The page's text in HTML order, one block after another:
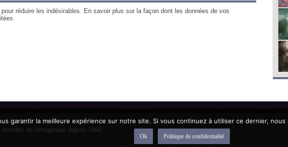
réduire les indésirables. En savoir plus sur la façon dont les données de vos
.
de l'imaginaire depuis 1992
garantir la meilleure expérience sur notre site. Si vous continuez à utiliser ce dernier,
Ok Politique de confidentialité